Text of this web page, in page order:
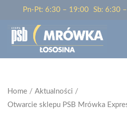
Pn-Pt: 6:30 – 19:00 Sb: 6:30
Home / Aktualności /
Otwarcie sklepu PSB Mrówka